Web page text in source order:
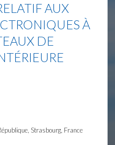
AUX
À
DE
Strasbourg, France